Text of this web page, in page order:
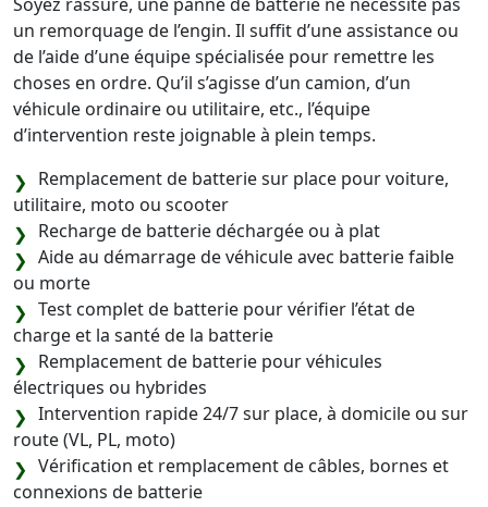
un remorquage de l’engin. Il suffit d’une assistance ou
de l’aide d’une équipe spécialisée pour remettre les
choses en ordre. Qu’il s’agisse d’un camion, d’un
véhicule ordinaire ou utilitaire, etc., l’équipe
d’intervention reste joignable à plein temps.
Remplacement de batterie sur place pour voiture,
utilitaire, moto ou scooter
Recharge de batterie déchargée ou à plat
Aide au démarrage de véhicule avec batterie faible
ou morte
Test complet de batterie pour vérifier l’état de
charge et la santé de la batterie
Remplacement de batterie pour véhicules
électriques ou hybrides
Intervention rapide 24/7 sur place, à domicile ou sur
route (VL, PL, moto)
Vérification et remplacement de câbles, bornes et
connexions de batterie